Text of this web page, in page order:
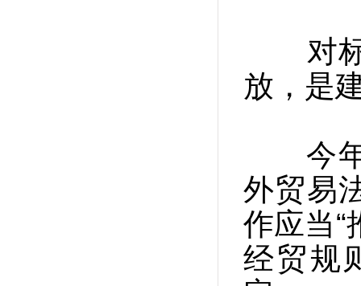
对标
放，是
今年3
外贸易
作应当“
经贸规